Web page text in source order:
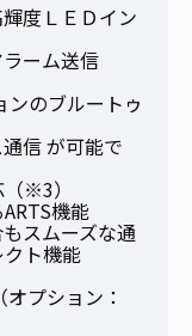
度ＬＥＤイン
ーム送信
ンのブルートゥ
信 が可能で
※3）
機能
スムーズな通
ト機能
プション：